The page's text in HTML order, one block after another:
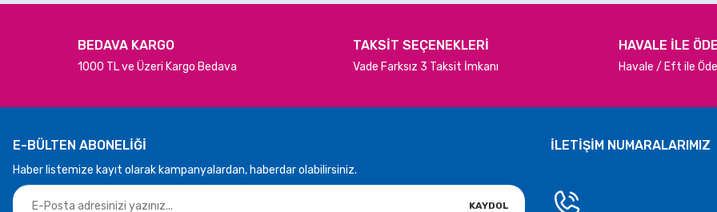
BEDAVA KARGO
1000 TL ve Üzeri Kargo Bedava
TAKSİT SEÇENEKLERİ
Vade Farksız 3 Taksit İmkanı
HAVALE İLE
Havale / Eft ile
E-BÜLTEN ABONELİĞİ
Haber listemize kayıt olarak kampanyalardan, haberdar olabilirsiniz.
KAYDOL
İLETİŞİM NUMARALARIMIZ